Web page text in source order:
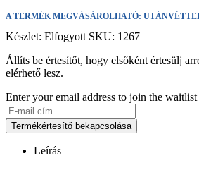
A TERMÉK MEGVÁSÁROLHATÓ:
Készlet: Elfogyott SKU: 1267
Állíts be értesítőt, hogy elsőként értesülj
elérhető lesz.
Enter your email address to join the
Termékértesítő bekapcsolása
Leírás